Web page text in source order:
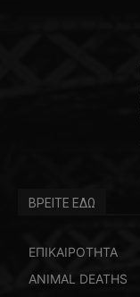
ΒΡΕΙΤΕ ΕΔΩ
ΕΠΙΚΑΙΡΟΤΗΤΑ
ANIMAL DEATHS